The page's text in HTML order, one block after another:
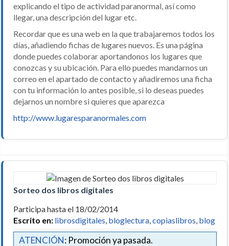
explicando el tipo de actividad paranormal, así como
llegar, una descripción del lugar etc.
Recordar que es una web en la que trabajaremos todos los
días, añadiendo fichas de lugares nuevos. Es una página
donde puedes colaborar aportandonos los lugares que
conozcas y su ubicación. Para ello puedes mandarnos un
correo en el apartado de contacto y añadiremos una ficha
con tu información lo antes posible, si lo deseas puedes
dejarnos un nombre si quieres que aparezca
http://www.lugaresparanormales.com
Sorteo dos libros digitales
Participa hasta el 18/02/2014
Escrito en: librosdigitales bloglectura copiaslibros blog
ATENCIÓN: Promoción ya pasada.